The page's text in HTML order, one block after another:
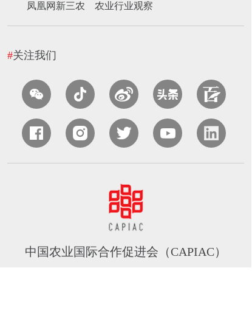
凤凰网新三农
农业行业观察
#关注我们
中国农业国际合作促进会（CAPIAC）